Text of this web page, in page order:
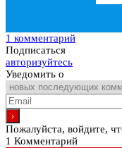
1 комментарий
Подписаться
авторизуйтесь
Уведомить о
Пожалуйста, войдите,
1 Комментарий